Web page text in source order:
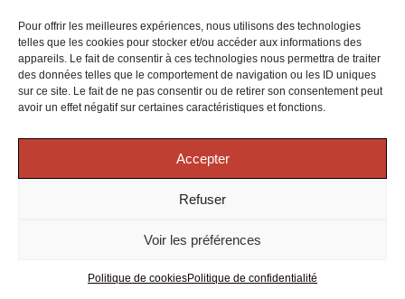
Pour offrir les meilleures expériences, nous utilisons des technologies
telles que les cookies pour stocker et/ou accéder aux informations des
appareils. Le fait de consentir à ces technologies nous permettra de traiter
des données telles que le comportement de navigation ou les ID uniques
sur ce site. Le fait de ne pas consentir ou de retirer son consentement peut
avoir un effet négatif sur certaines caractéristiques et fonctions.
Accepter
Refuser
Voir les préférences
Politique de cookiesPolitique de confidentialité
Plus d'articles sur IMS Networks